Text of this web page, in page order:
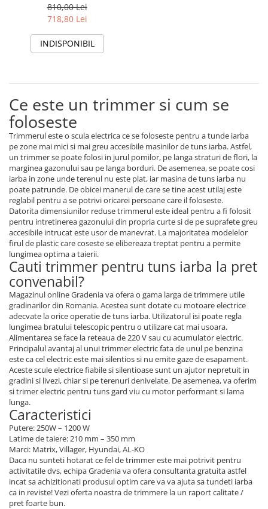
810,00 Lei
718,80 Lei
INDISPONIBIL
Ce este un trimmer si cum se
foloseste
Trimmerul este o scula electrica ce se foloseste pentru a tunde iarba
pe zone mai mici si mai greu accesibile masinilor de tuns iarba. Astfel,
un trimmer se poate folosi in jurul pomilor, pe langa straturi de flori, la
marginea gazonului sau pe langa borduri. De asemenea, se poate cosi
iarba in zone unde terenul nu este plat, iar masina de tuns iarba nu
poate patrunde. De obicei manerul de care se tine acest utilaj este
reglabil pentru a se potrivi oricarei persoane care il foloseste.
Datorita dimensiunilor reduse trimmerul este ideal pentru a fi folosit
pentru intretinerea gazonului din propria curte si de pe suprafete greu
accesibile intrucat este usor de manevrat. La majoritatea modelelor
firul de plastic care coseste se elibereaza treptat pentru a permite
lungimea optima a taierii.
Cauti trimmer pentru tuns iarba la pret
convenabil?
Magazinul online Gradenia va ofera o gama larga de trimmere utile
gradinarilor din Romania. Acestea sunt dotate cu motoare electrice
adecvate la orice operatie de tuns iarba. Utilizatorul isi poate regla
lungimea bratului telescopic pentru o utilizare cat mai usoara.
Alimentarea se face la reteaua de 220 V sau cu acumulator electric.
Principalul avantaj al unui trimmer electric fata de unul pe benzina
este ca cel electric este mai silentios si nu emite gaze de esapament.
Aceste scule electrice fiabile si silentioase sunt un ajutor nepretuit in
gradini si livezi, chiar si pe terenuri denivelate. De asemenea, va oferim
si trimer electric pentru tuns gard viu cu motor performant si lama
lunga.
Caracteristici
Putere: 250W – 1200 W
Latime de taiere: 210 mm – 350 mm
Marci: Matrix, Villager, Hyundai, AL-KO
Daca nu sunteti hotarat ce fel de trimmer este mai potrivit pentru
activitatile dvs, echipa Gradenia va ofera consultanta gratuita astfel
incat sa achizitionati produsul optim care va va ajuta sa tundeti iarba
ca in reviste! Vezi oferta noastra de trimmere la un raport calitate /
pret foarte bun.